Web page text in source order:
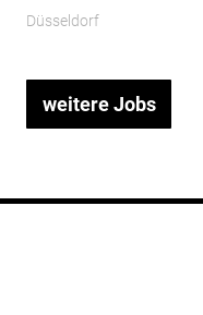
Düsseldorf
weitere Jobs